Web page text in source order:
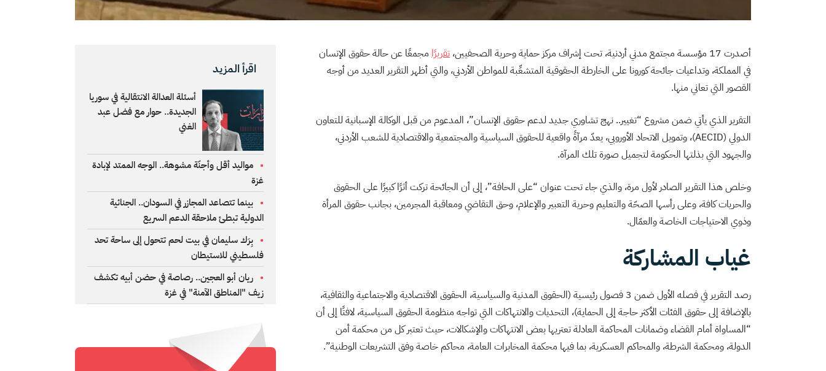
أصدرت 17 مؤسسة مجتمع مدني أردنية، تحت إشراف مركز حماية وحرية الصحفيين، تقريرًا مجمعًا عن حالة حقوق الإنسان
في المملكة، وتداعيات جائحة كورونا على الخارطة الحقوقية المتشعِّبة للمواطن الأردني، والتي أظهر التقرير العديد من أوجه
القصور التي تعاني منها.
التقرير الذي يأتي ضمن مشروع “تغيير.. نهج تشاوري جديد لدعم حقوق الإنسان”، المدعوم من قبل الوكالة الإسبانية للتعاون
الدولي (AECID)، وتمويل الاتحاد الأوروبي، يعدّ مرآةً واقعية للحقوق السياسية والمجتمعية والاقتصادية للشعب الأردني،
والجهود التي بذلتها الحكومة لتجميل صورة تلك المرآة.
وخلص هذا التقرير الصادر لأول مرة، والذي جاء تحت عنوان “على الحافة”، إلى أن الجائحة تركت أثرًا كبيرًا على الحقوق
والحريات كافة، وعلى رأسها الصحّة والتعليم وحرية التعبير والإعلام، وحق التقاضي ومعاقبة المجرمين، بجانب حقوق المرأة
وذوي الاحتياجات الخاصة والعمّال.
غياب المشاركة
رصد التقرير في فصله الأول ضمن 3 فصول رئيسية (الحقوق المدنية والسياسية، الحقوق الاقتصادية والاجتماعية والثقافية،
بالإضافة إلى حقوق الفئات الأكثر حاجة إلى الحماية)، التحديات والانتهاكات التي تواجه منظومة الحقوق السياسية، لافتًا إلى أن
“المساواة أمام القضاء وضمانات المحاكمة العادلة تعتريها بعض الانتهاكات والإشكالات، حيث تعتبر كل من محكمة أمن
الدولة، ومحكمة الشرطة، والمحاكم العسكرية، بما فيها محكمة المخابرات العامة، محاكم خاصة وفق التشريعات الوطنية”.
اقرأ المزيد
أسئلة العدالة الانتقالية في سوريا
الجديدة.. حوار مع فضل عبد
الغني
مواليد أقل وأجنّة مشوهة.. الوجه الممتد لإبادة
غزة
بينما تتصاعد المجازر في السودان.. الجنائية
الدولية تبطئ ملاحقة الدعم السريع
بِرَك سليمان في بيت لحم تتحول إلى ساحة تحد
فلسطيني للاستيطان
ريان أبو العجين.. رصاصة في حضن أبيه تكشف
زيف "المناطق الآمنة" في غزة